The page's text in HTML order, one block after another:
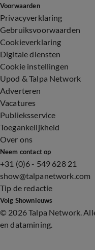
Voorwaarden
Privacyverklaring
Gebruiksvoorwaarden
Cookieverklaring
Digitale diensten
Cookie instellingen
Upod & Talpa Network
Adverteren
Vacatures
Publieksservice
Toegankelijkheid
Over ons
Neem contact op
+31 (0)6 - 549 628 21
show@talpanetwork.com
Tip de redactie
Volg Shownieuws
© 2026 Talpa Network.
en datamining.